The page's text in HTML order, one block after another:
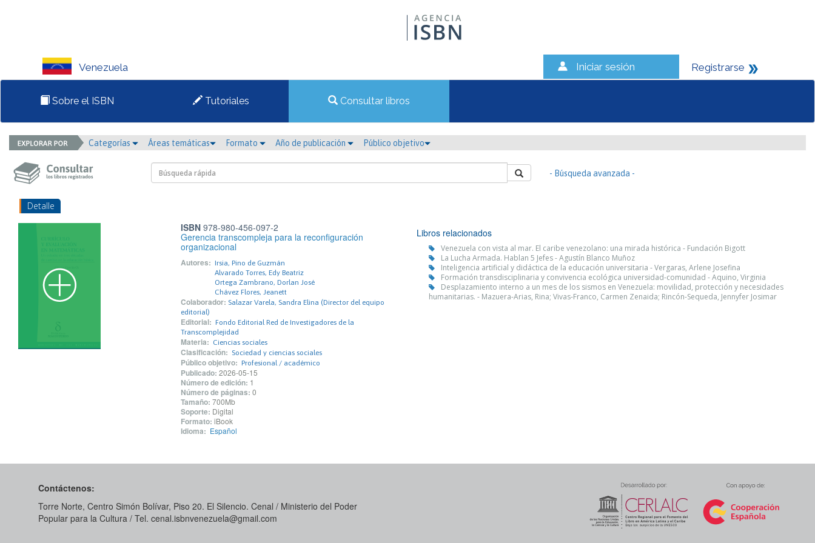
Venezuela Iniciar sesión Registrarse
Sobre el ISBN Tutoriales Consultar libros
Categorías Áreas temáticas Formato Año de publicación Público objetivo
- Búsqueda avanzada -
Detalle
ISBN978-980-456-097-2
Gerencia transcompleja para la reconfiguración
organizacional
Autores: Irsia, Pino de Guzmán
Alvarado Torres, Edy Beatriz
Ortega Zambrano, Dorlan José
Chávez Flores, Jeanett
Colaborador: Salazar Varela, Sandra Elina (Director del equipo
editorial)
Editorial: Fondo Editorial Red de Investigadores de la
Transcomplejidad
Materia: Ciencias sociales
Clasificación: Sociedad y ciencias sociales
Público objetivo: Profesional / académico
Publicado: 2026-05-15
Número de edición: 1
Número de páginas: 0
Tamaño: 700Mb
Soporte: Digital
Formato: iBook
Idioma: Español
Libros relacionados
Venezuela con vista al mar. El caribe venezolano: una mirada histórica - Fundación Bigott
La Lucha Armada. Hablan 5 Jefes - Agustín Blanco Muñoz
Inteligencia artificial y didáctica de la educación universitaria - Vergaras, Arlene Josefina
Formación transdisciplinaria y convivencia ecológica universidad-comunidad - Aquino, Virginia
Desplazamiento interno a un mes de los sismos en Venezuela: movilidad, protección y necesidades
humanitarias. - Mazuera-Arias, Rina; Vivas-Franco, Carmen Zenaida; Rincón-Sequeda, Jennyfer Josimar
Contáctenos:
Torre Norte, Centro Simón Bolívar, Piso 20. El Silencio. Cenal / Ministerio del Poder
Popular para la Cultura / Tel. cenal.isbnvenezuela@gmail.com